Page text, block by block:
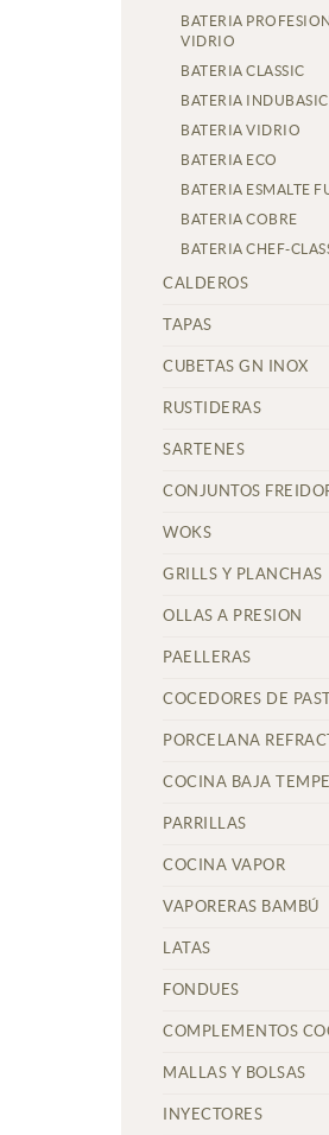
BATERIA
VIDRIO
BATERIA CLASSIC
BATERIA INDUBASIC
BATERIA VIDRIO
BATERIA ECO
BATERIA ESMALTE
BATERIA COBRE
BATERIA CHEF-
CALDEROS
TAPAS
CUBETAS GN INOX
RUSTIDERAS
SARTENES
CONJUNTOS
WOKS
GRILLS Y PLANCHAS
OLLAS A PRESION
PAELLERAS
COCEDORES DE
PORCELANA
COCINA BAJA
PARRILLAS
COCINA VAPOR
VAPORERAS BAMBÚ
LATAS
FONDUES
COMPLEMENTOS
MALLAS Y BOLSAS
INYECTORES